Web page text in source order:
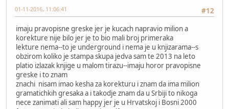
#12
01-11-2016, 11:06:41
imaju pravopisne greske jer je kucach napravio milion a
korekture nije bilo jer je to bio mali broj primeraka
lekture nema--to je underground i nema je u knjizarama--s
obzirom koliko je stampa skupa jedva sam te 2013 na leto
platio izlazak knjige u malom tirazu--imaju horor pravopisne
greske i to znam
znachi nisam imao kesha za korekturu i znam da ima milion
gramatichkih gresaka a i takodje znam da u Srbiji to nikoga
nece zanimati ali sam happy jer je u Hrvatskoj i Bosni 2000